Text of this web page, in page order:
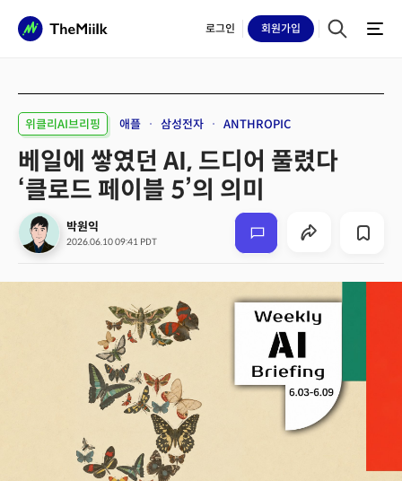
로그인 회원가입
위클리AI브리핑 애플 삼성전자 ANTHROPIC
베일에 쌓였던 AI, 드디어 풀렸다
‘클로드 페이블 5’의 의미
박원익
2026.06.10 09:41 PDT